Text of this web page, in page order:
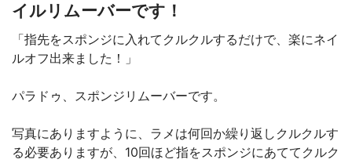
イルリムーバーです！
「指先をスポンジに入れてクルクルするだけで、楽にネイ
ルオフ出来ました！」
パラドゥ、スポンジリムーバーです。
写真にありますように、ラメは何回か繰り返しクルクルす
る必要ありますが、10回ほど指をスポンジにあててクルク